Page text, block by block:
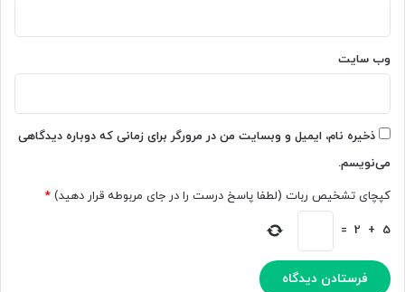
وب‌ سایت
ذخیره نام، ایمیل و وبسایت من در مرورگر برای زمانی که دوباره دیدگاهی
می‌نویسم.
کپچای تشخیص ربات (لطفا پاسخ درست را در جای مربوطه قرار دهید) *
5
+
2
=